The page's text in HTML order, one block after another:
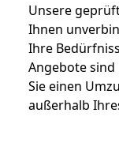
Unsere
Ihnen
Ihre
Angebote
Sie einen
außerhalb